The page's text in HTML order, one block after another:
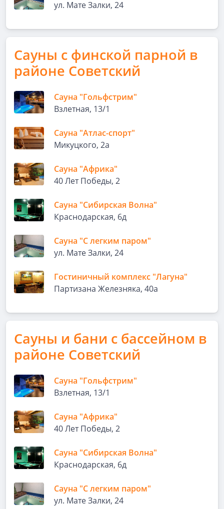
ул. Мате Залки, 24
Сауны с финской парной в
районе Советский
Сауна "Гольфстрим"
Взлетная, 13/1
Сауна "Атлас-спорт"
Микуцкого, 2а
Сауна "Африка"
40 Лет Победы, 2
Сауна "Сибирская Волна"
Краснодарская, 6д
Сауна "С легким паром"
ул. Мате Залки, 24
Гостиничный комплекс "Лагуна"
Партизана Железняка, 40а
Сауны и бани с бассейном в
районе Советский
Сауна "Гольфстрим"
Взлетная, 13/1
Сауна "Африка"
40 Лет Победы, 2
Сауна "Сибирская Волна"
Краснодарская, 6д
Сауна "С легким паром"
ул. Мате Залки, 24